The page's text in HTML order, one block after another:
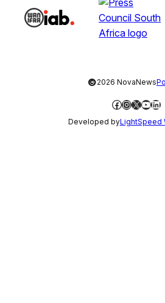
©2026 NovaNews
Facebook
Instagram
X
Developed byLightSpeed